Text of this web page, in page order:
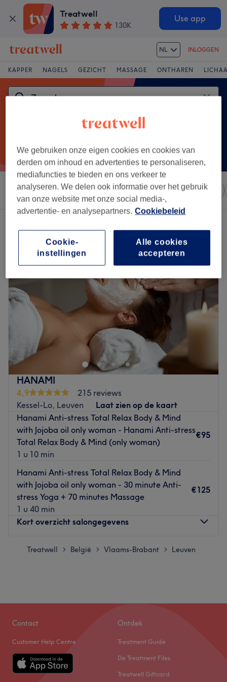
Treatwell
130K
Use app
NL INLOGGEN
KAPPER NAGELS GEZICHT MASSAGE ONTHAREN
Sorteer op Elke prijs Salons Expresaanbiedingen
HANAMI
4,9
215 reviews
Kessel-Lo, Leuven
Laat zien op de kaart
Hanami Anti-stress Total Relax Body & Mind
with Jojoba oil only woman - Hanami Anti-stress
Total Relax Body & Mind (only woman)
1 u 10 min
€95
Hanami Anti-stress Total Relax Body & Mind
with Jojoba oil only woman - 30 minute Anti-
stress Yoga + 70 minutes Massage
1 u 40 min
€125
Kort overzicht salongegevens
Maandag 09:00–17:00
Zondag
Welcome to Hanami Beauty Spa, where we believe
everyone deserves to feel their best.
Owned by a massage therapist with over 10 years of
Treatwell > België > Vlaams-Brabant > Leuven
Contact
Customer Help Centre
Ontdek
Treatment Guide
De Treatment Files
Treatwell Giftcard
We gebruiken onze eigen cookies en cookies van
derden om inhoud en advertenties te personaliseren,
mediafuncties te bieden en ons verkeer te
analyseren. We delen ook informatie over het gebruik
van onze website met onze social media-,
advertentie- en analysepartners. Cookiebeleid
Alle cookies
accepteren
Cookie-
instellingen